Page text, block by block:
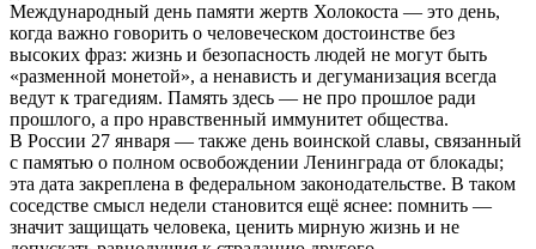
Международный день памяти жертв Холокоста — это день,
когда важно говорить о человеческом достоинстве без
высоких фраз: жизнь и безопасность людей не могут быть
«разменной монетой», а ненависть и дегуманизация всегда
ведут к трагедиям. Память здесь — не про прошлое ради
прошлого, а про нравственный иммунитет общества.
В России 27 января — также день воинской славы, связанный
с памятью о полном освобождении Ленинграда от блокады;
эта дата закреплена в федеральном законодательстве. В таком
соседстве смысл недели становится ещё яснее: помнить —
значит защищать человека, ценить мирную жизнь и не